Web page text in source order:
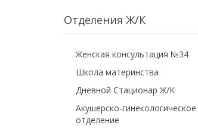
Отделения Ж/К
Женская консультация №34
Школа материнства
Дневной Стационар Ж/К
Акушерско-гинекологическое
отделение